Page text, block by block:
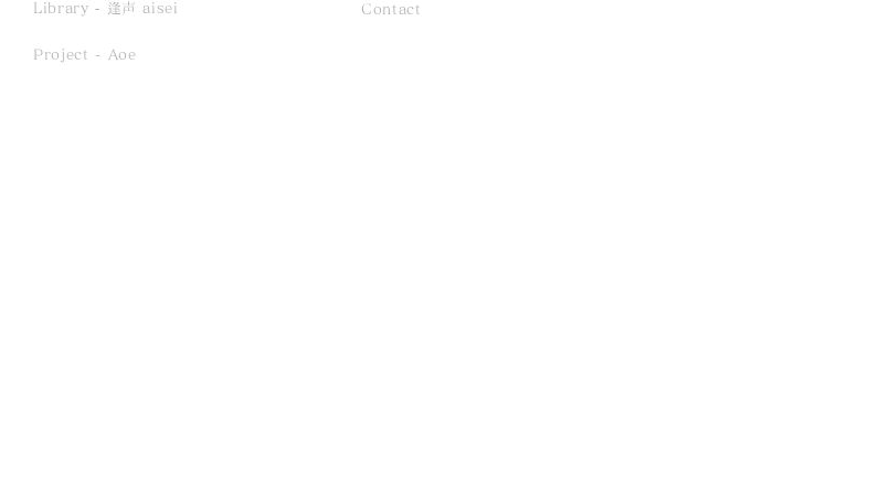
Saho Terao「inori、
tomoshibi、haruka」
Library ‐ 逢声 aisei Contact
Project - Aoe